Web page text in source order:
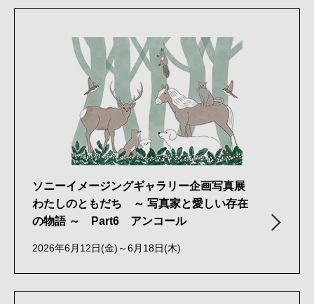
ソニーイメージングギャラリー企画写真展
わたしのともだち ～ 写真家と愛しい存在
の物語 ～ Part6 アンコール
2026年6月12日(金)～6月18日(木)